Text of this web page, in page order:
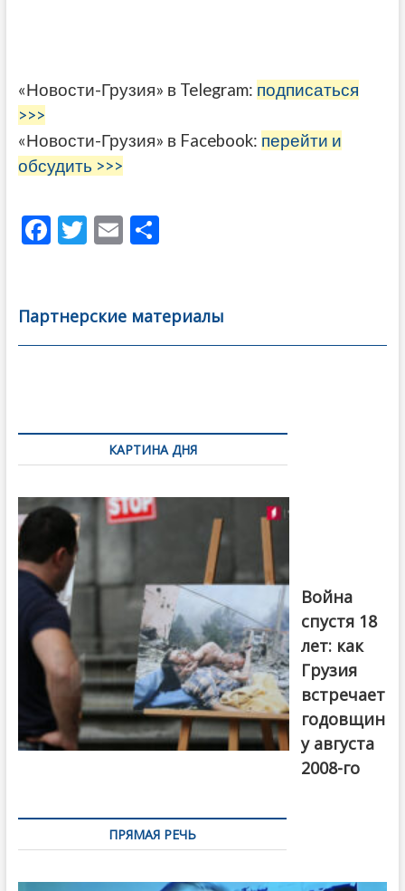
«Новости-Грузия» в Telegram: подписаться
>>>
«Новости-Грузия» в Facebook: перейти и
обсудить >>>
F
b
o
T
er
E
l
О
а
в
Партнерские материалы
по
записямКАРТИНА ДНЯ
Первый канал
Война
спустя 18
лет: как
Грузия
встречает
годовщин
у августа
2008-го
ПРЯМАЯ РЕЧЬ